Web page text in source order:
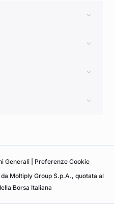
Generali
Preferenze Cookie
Moltiply Group S.p.A., quotata al
Borsa Italiana